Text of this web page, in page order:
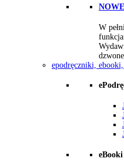
W
epodręczniki,
eBooki